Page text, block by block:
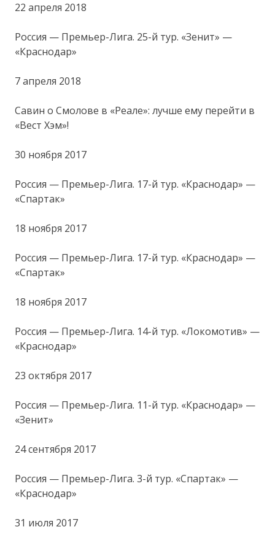
22 апреля 2018
Россия — Премьер-Лига. 25-й тур. «Зенит» —
«Краснодар»
7 апреля 2018
Савин о Смолове в «Реале»: лучше ему перейти в
«Вест Хэм»!
30 ноября 2017
Россия — Премьер-Лига. 17-й тур. «Краснодар» —
«Спартак»
18 ноября 2017
Россия — Премьер-Лига. 17-й тур. «Краснодар» —
«Спартак»
18 ноября 2017
Россия — Премьер-Лига. 14-й тур. «Локомотив» —
«Краснодар»
23 октября 2017
Россия — Премьер-Лига. 11-й тур. «Краснодар» —
«Зенит»
24 сентября 2017
Россия — Премьер-Лига. 3-й тур. «Спартак» —
«Краснодар»
31 июля 2017